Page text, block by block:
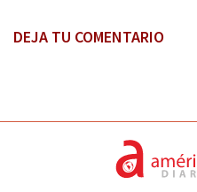
DEJA TU COMENTARIO